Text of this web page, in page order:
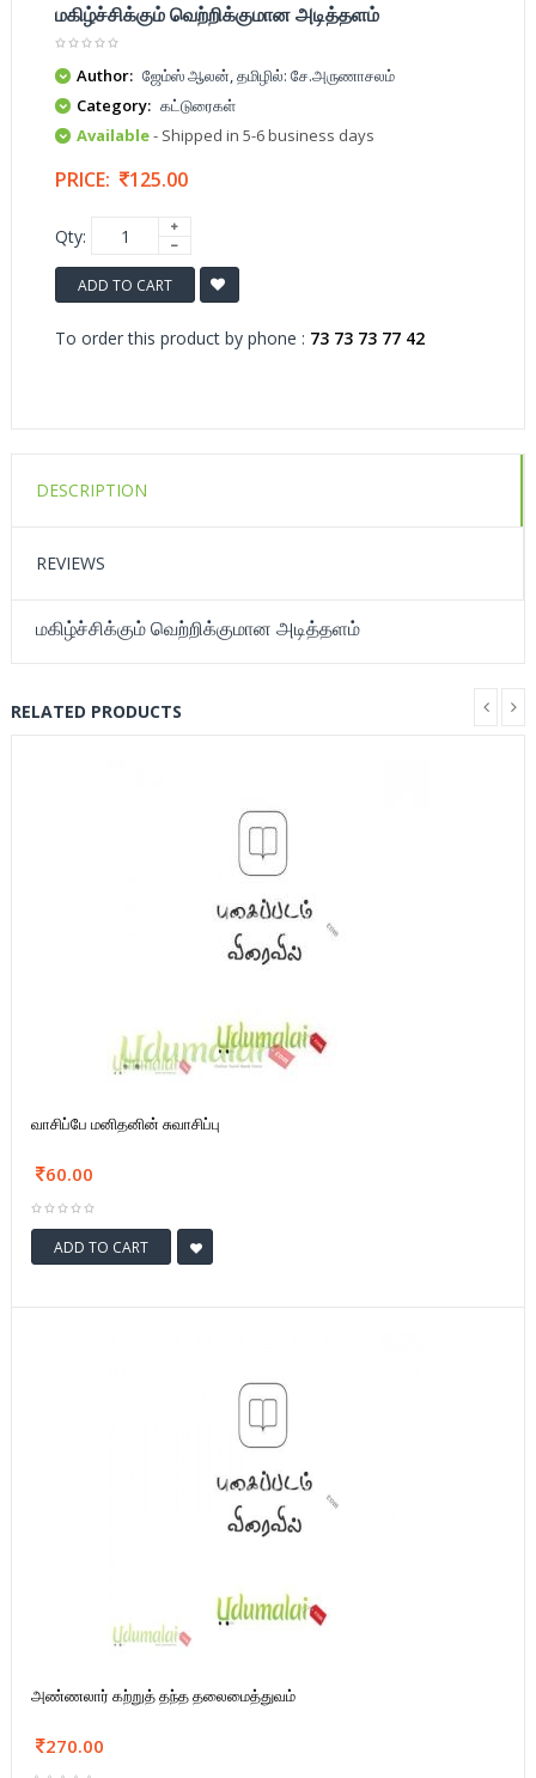
மகிழ்ச்சிக்கும் வெற்றிக்குமான அடித்தளம்
Author: ஜேம்ஸ் ஆலன், தமிழில்: சே.அருணாசலம்
Category: கட்டுரைகள்
Available- Shipped in 5-6 business days
PRICE: 125.00
Qty:
ADD TO CART
To order this product by phone : 73 73 73 77 42
DESCRIPTION
REVIEWS
மகிழ்ச்சிக்கும் வெற்றிக்குமான அடித்தளம்
RELATED PRODUCTS
வாசிப்பே மனிதனின் சுவாசிப்பு
60.00
ADD TO CART
அண்ணலார் கற்றுத் தந்த தலைமைத்துவம்
270.00